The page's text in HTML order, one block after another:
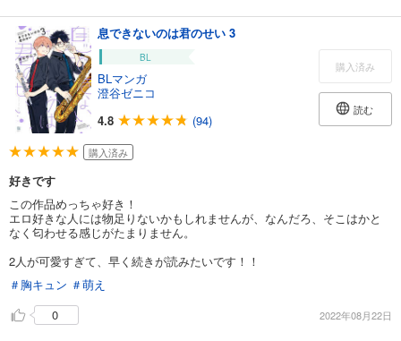
息できないのは君のせい 3
BL
BLマンガ
澄谷ゼニコ
4.8
(94)
購入済み
読む
購入済み
好きです
この作品めっちゃ好き！
エロ好きな人には物足りないかもしれませんが、なんだろ、そこはかと
なく匂わせる感じがたまりません。
2人が可愛すぎて、早く続きが読みたいです！！
＃胸キュン ＃萌え
0
2022年08月22日